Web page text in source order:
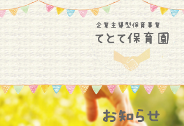
お知らせ